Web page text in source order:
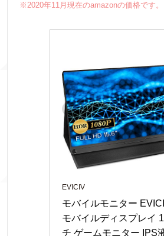
※2020年11月現在のamazonの価格です。
EVICIV
モバイルモニター
モバイルディスプレイ
チ ゲームモニター IPS